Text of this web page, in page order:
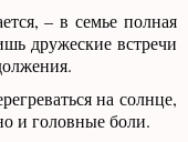
– в семье полная
дружеские встречи
на солнце,
и головные боли.